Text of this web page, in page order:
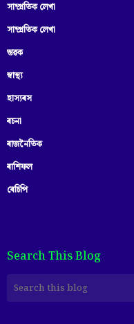
সাম্প্রতিক লেখা
সাম্প্ৰতিক লেখা
স্তৱক
স্বাস্থ্য
হাস্যৰস
ৰচনা
ৰাজনৈতিক
ৰাশিফল
ৰেচিপি
Search This Blog